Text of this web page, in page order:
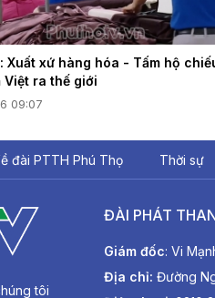
Xuất xứ hàng hóa - Tấm hộ
Việt ra thế giới
09:07
đài PTTH Phú Thọ Thời sự
tôi
ĐÀI PHÁT
Giám đốc: Vi
Địa chỉ: Đường